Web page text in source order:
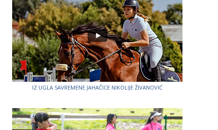
IZ UGLA SAVREMENE JAHAČICE NIKOLIJE ŽIVANOVIĆ